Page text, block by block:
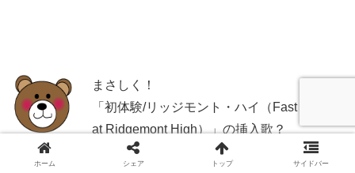
まさしく！
「初体験/リッジモント・ハイ（Fast Times
at Ridgemont High）」の挿入歌？
映画もドキドキしながらこっそり観たよね
ホーム シェア トップ サイドバー